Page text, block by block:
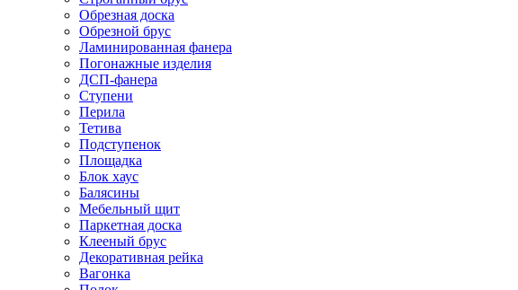
Обрезная доска
Обрезной брус
Ламинированная фанера
Погонажные изделия
ДСП-фанера
Ступени
Перила
Тетива
Подступенок
Площадка
Блок хаус
Балясины
Мебельный щит
Паркетная доска
Клееный брус
Декоративная рейка
Вагонка